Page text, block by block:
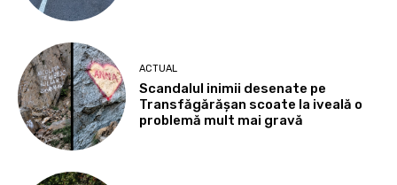
ACTUAL
Scandalul inimii desenate pe
Transfăgărășan scoate la iveală o
problemă mult mai gravă